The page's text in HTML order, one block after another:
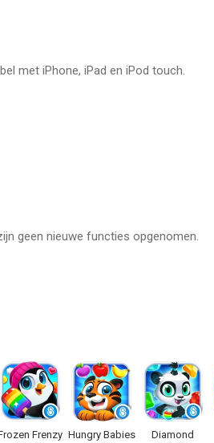
touch met iOS versie 5.1.1 of hoger,
met iPhone, iPad en iPod touch.
geen nieuwe functies opgenomen.
Frenzy Hungry Babies
Diamond